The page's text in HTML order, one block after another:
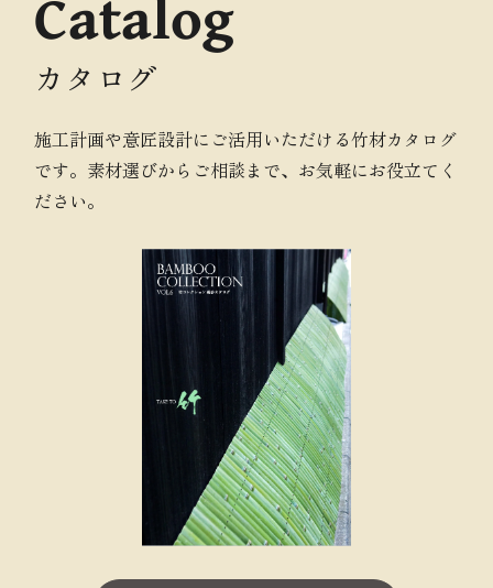
カタログ
施工計画や意匠設計にご活用いただける竹材カタログ
です。素材選びからご相談まで、お気軽にお役立てく
ださい。